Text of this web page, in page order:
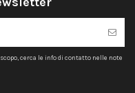
cerca le info di contatto nelle note